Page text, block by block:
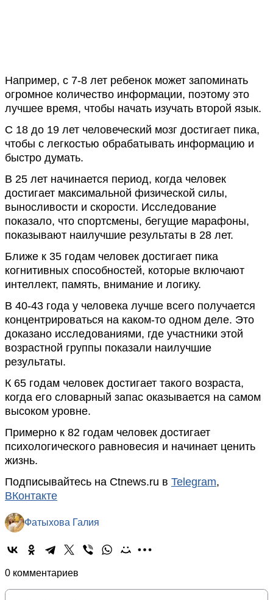
Например, с 7-8 лет ребенок может запоминать
огромное количество информации, поэтому это
лучшее время, чтобы начать изучать второй язык.
С 18 до 19 лет человеческий мозг достигает пика,
чтобы с легкостью обрабатывать информацию и
быстро думать.
В 25 лет начинается период, когда человек
достигает максимальной физической силы,
выносливости и скорости. Исследование
показало, что спортсмены, бегущие марафоны,
показывают наилучшие результаты в 28 лет.
Ближе к 35 годам человек достигает пика
когнитивных способностей, которые включают
интеллект, память, внимание и логику.
В 40-43 года у человека лучше всего получается
концентрироваться на каком-то одном деле. Это
доказано исследованиями, где участники этой
возрастной группы показали наилучшие
результаты.
К 65 годам человек достигает такого возраста,
когда его словарный запас оказывается на самом
высоком уровне.
Примерно к 82 годам человек достигает
психологического равновесия и начинает ценить
жизнь.
Подписывайтесь на Ctnews.ru в Telegram,
ВКонтакте
Фатыхова Галия
0 комментариев